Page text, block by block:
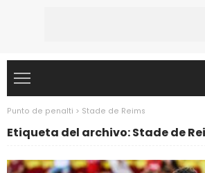
Punto de penalti > Stade de Reims
Etiqueta del archivo: Stade de